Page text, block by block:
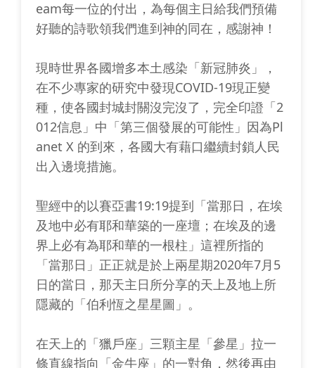
eam每一位的付出，為每個主日給我們預備
好聽的詩歌領我們進到神的同在，感謝神！
現時世界各國增多本土感染「新冠肺炎」，
在不少專家的研究中發現COVID-19現正變
種，使各國封城封關沒完沒了，完全印證「2
012信息」中「第三個發展的可能性」因為Pl
anet X 的到來，各國大有藉口繼續封鎖人民
出入邊境措施。
聖經中的以賽亞書19:19提到「當那日，在埃
及地中必有耶和華築的一座壇；在埃及的邊
界上必有為耶和華的一根柱」這裡所指的
「當那日」正正就是於上兩星期2020年7月5
日的當日，那天主日所分享的天上及地上所
隱藏的「伯利恆之星星圖」。
在天上的「獵戶座」三顆主星「參星」拉一
條直線指向「金牛座」的一對角，然後再由